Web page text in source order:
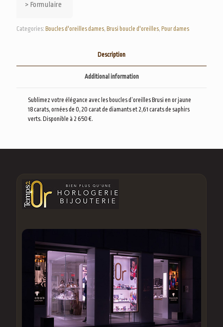
> Formulaire
Categories: Boucles d'oreilles dames, Brusi boucle d'oreilles, Pour dames
Description
Additional information
Sublimez votre élégance avec les boucles d’oreilles Brusi en or jaune
18 carats, ornées de 0,20 carat de diamants et 2,61 carats de saphirs
verts. Disponible à 2 650 €.